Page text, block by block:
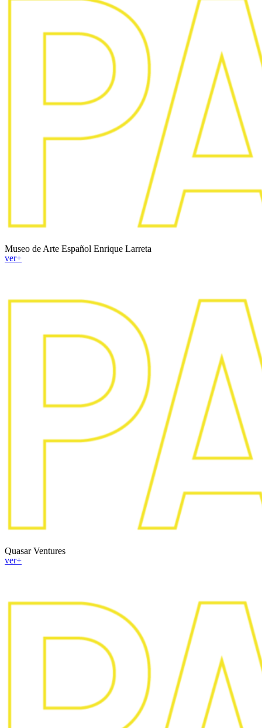
Museo de Arte Español Enrique Larreta
ver+
Quasar Ventures
ver+